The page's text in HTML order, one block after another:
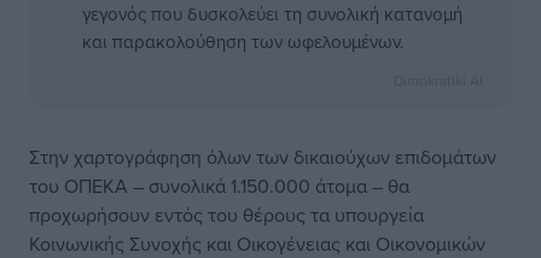
γεγονός που δυσκολεύει τη συνολική κατανομή
και παρακολούθηση των ωφελουμένων.
Στην χαρτογράφηση όλων των δικαιούχων επιδομάτων
του ΟΠΕΚΑ – συνολικά 1.150.000 άτομα – θα
προχωρήσουν εντός του θέρους τα υπουργεία
Κοινωνικής Συνοχής και Οικογένειας και Οικονομικών